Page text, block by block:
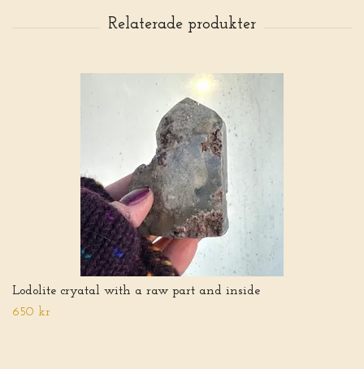
Lodolite cryatal with a raw part and inside
650 kr